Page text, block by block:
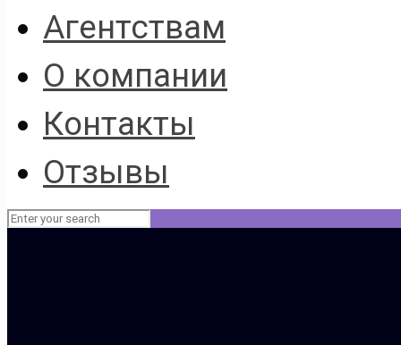
Агентствам
О компании
Контакты
Отзывы